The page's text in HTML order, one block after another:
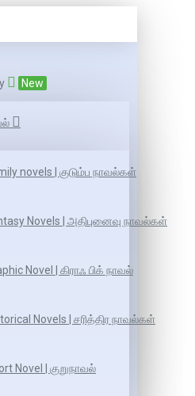
New
novels | குடும்ப நாவல்கள்
Novels | அதிபுனைவு நாவல்கள்
Novel | கிராஃ பிக் நாவல்
Novels | சரித்திர நாவல்கள்
Novel | குறுநாவல்